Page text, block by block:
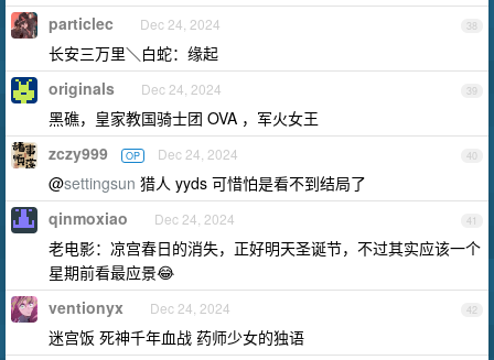
38
particlec Dec 24, 2024
长安三万里＼白蛇：缘起
39
originals Dec 24, 2024
黑礁，皇家教国骑士团 OVA ，军火女王
40
zczy999 OP Dec 24, 2024
@settingsun 猎人 yyds 可惜怕是看不到结局了
41
qinmoxiao Dec 24, 2024
老电影：凉宫春日的消失，正好明天圣诞节，不过其实应该一个
星期前看最应景😂
42
ventionyx Dec 24, 2024
迷宫饭 死神千年血战 药师少女的独语